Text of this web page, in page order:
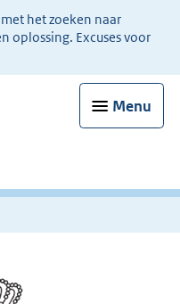
het zoeken naar
oplossing. Excuses voor
Menu